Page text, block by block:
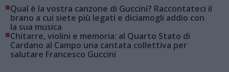
■Qual è la vostra canzone di Guccini? Raccontateci il
brano a cui siete più legati e diciamogli addio con
la sua musica
■Chitarre, violini e memoria: al Quarto Stato di
Cardano al Campo una cantata collettiva per
salutare Francesco Guccini